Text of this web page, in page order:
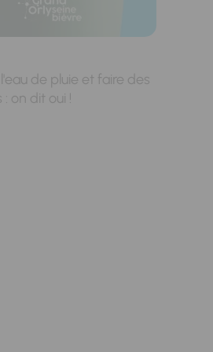
de pluie et faire des
on dit oui !